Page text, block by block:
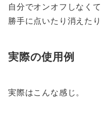
自分でオンオフしなくて
勝手に点いたり消えたり
実際の使用例
実際はこんな感じ。